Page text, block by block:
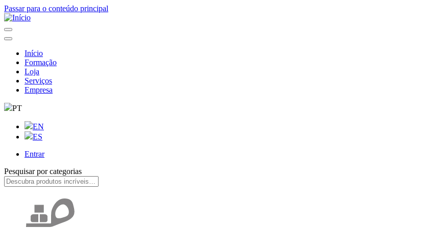
Passar para o conteúdo principal
Navegação
principal
Início
Formação
Loja
Serviços
Empresa
PT
EN
ES
account
menu
Entrar
Pesquisar por categorias